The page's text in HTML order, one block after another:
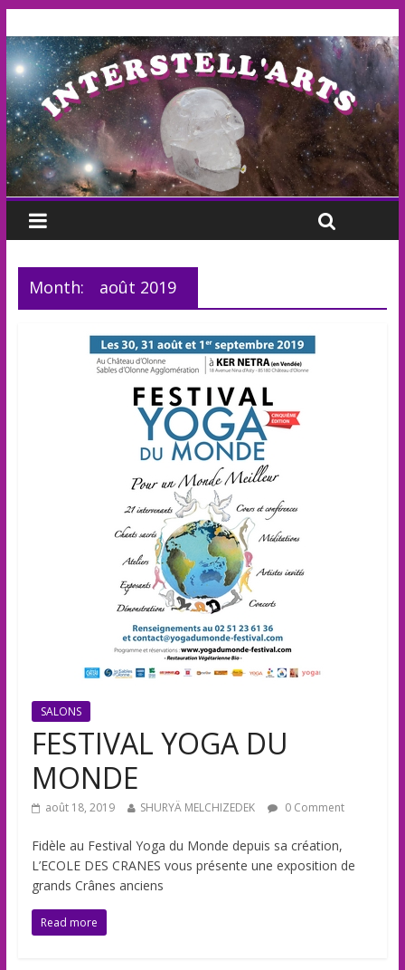
Month: août 2019
SALONS
FESTIVAL YOGA DU
MONDE
août 18, 2019 SHURYÄ MELCHIZEDEK 0 Comment
Fidèle au Festival Yoga du Monde depuis sa création,
L’ECOLE DES CRANES vous présente une exposition de
grands Crânes anciens
Read more